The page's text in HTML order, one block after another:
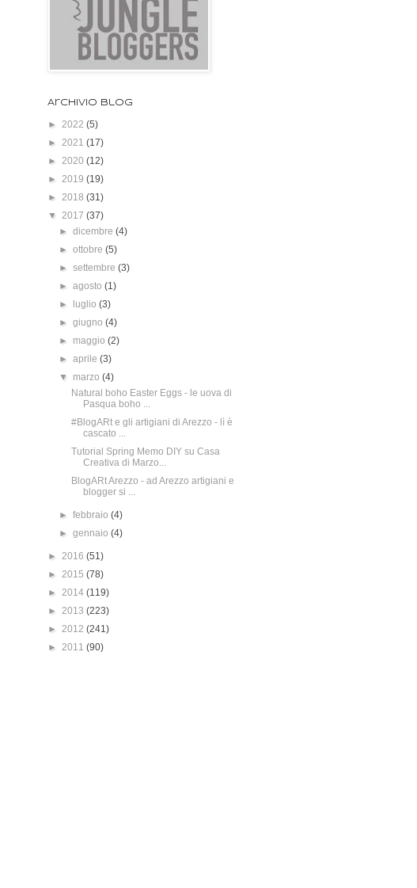
Archivio blog
► 2022 (5)
► 2021 (17)
► 2020 (12)
► 2019 (19)
► 2018 (31)
▼ 2017 (37)
►dicembre(4)
►ottobre(5)
►settembre(3)
►agosto(1)
►
luglio(3)
►giugno(4)
► maggio(2)
►aprile(3)
▼ marzo(4)
Natural boho Easter Eggs - le uova di
Pasqua boho ...
#BlogARt e gli artigiani di Arezzo - lì è
cascato ...
Tutorial Spring Memo DIY su Casa
Creativa di Marzo...
BlogARt Arezzo - ad Arezzo artigiani e
blogger si ...
►febbraio(4)
►gennaio(4)
► 2016 (51)
► 2015 (78)
► 2014 (119)
► 2013 (223)
► 2012 (241)
► 2011 (90)